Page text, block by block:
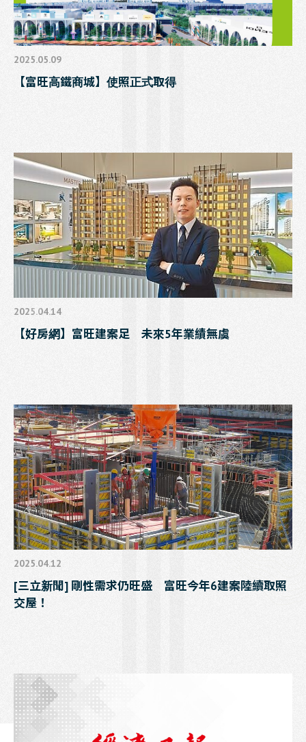
2025.05.09
【富旺高鐵商城】使照正式取得
2025.04.14
【好房網】富旺建案足 未來5年業績無虞
2025.04.12
[三立新聞] 剛性需求仍旺盛 富旺今年6建案陸續取照
交屋！